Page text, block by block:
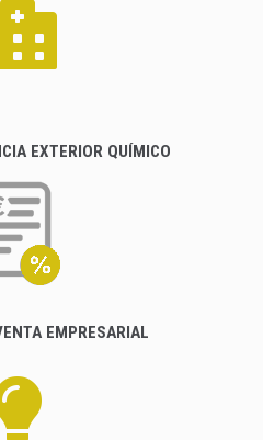
EXTERIOR QUÍMICO
EMPRESARIAL